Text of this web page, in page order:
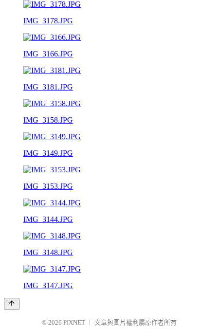
IMG_3178.JPG
IMG_3166.JPG
IMG_3181.JPG
IMG_3158.JPG
IMG_3149.JPG
IMG_3153.JPG
IMG_3144.JPG
IMG_3148.JPG
IMG_3147.JPG
© 2026 PIXNET
文章與圖片權利屬原作者所有